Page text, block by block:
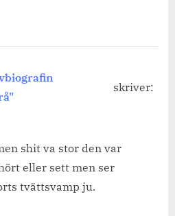
skriver:
shit va stor den var
eller sett men ser
tvättsvamp ju.